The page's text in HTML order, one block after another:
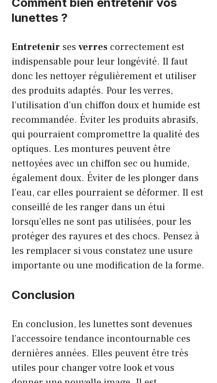
lunettes ?
Entretenir ses verres correctement est
indispensable pour leur longévité. Il faut
donc les nettoyer régulièrement et utiliser
des produits adaptés. Pour les verres,
l’utilisation d’un chiffon doux et humide est
recommandée. Éviter les produits abrasifs,
qui pourraient compromettre la qualité des
optiques. Les montures peuvent être
nettoyées avec un chiffon sec ou humide,
également doux. Éviter de les plonger dans
l’eau, car elles pourraient se déformer. Il est
conseillé de les ranger dans un étui
lorsqu’elles ne sont pas utilisées, pour les
protéger des rayures et des chocs. Pensez à
les remplacer si vous constatez une usure
importante ou une modification de la forme.
Conclusion
En conclusion, les lunettes sont devenues
l’accessoire tendance incontournable ces
dernières années. Elles peuvent être très
utiles pour changer votre look et vous